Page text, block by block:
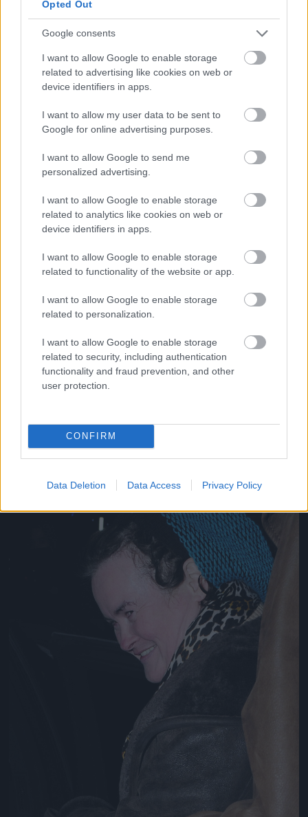
Opted Out
Google consents
I want to allow Google to enable storage
related to advertising like cookies on web or
device identifiers in apps.
I want to allow my user data to be sent to
Google for online advertising purposes.
I want to allow Google to send me
personalized advertising.
I want to allow Google to enable storage
related to analytics like cookies on web or
device identifiers in apps.
I want to allow Google to enable storage
related to functionality of the website or app.
I want to allow Google to enable storage
related to personalization.
I want to allow Google to enable storage
related to security, including authentication
functionality and fraud prevention, and other
user protection.
CONFIRM
Data Deletion Data Access Privacy Policy
Tyler egyébként Diort viselt a Diornál
Jön még kép!